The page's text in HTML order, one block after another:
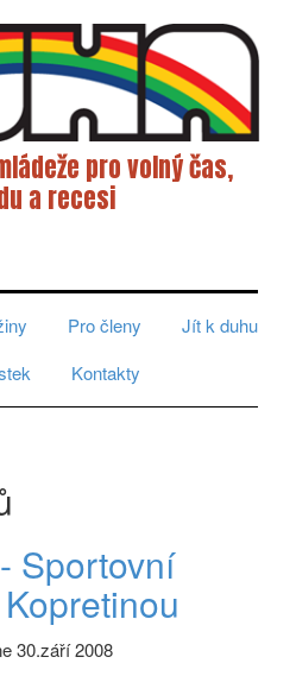
pro volný čas,
a recesi
Pro členy
Jít k duhu
Kontakty
Sportovní
30.září 2008